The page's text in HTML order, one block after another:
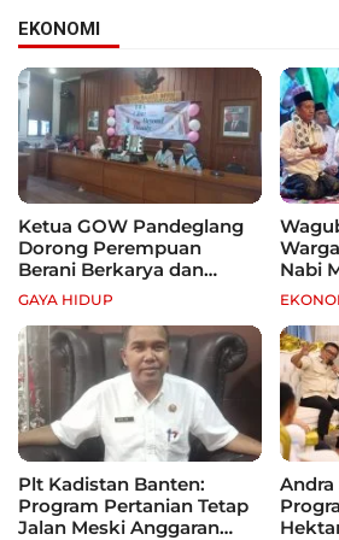
EKONOMI
Ketua GOW Pandeglang
Dorong Perempuan
Berani Berkarya dan
Mandiri
GAYA HIDUP
Nabi
Plt Kadistan Banten:
Program Pertanian Tetap
Jalan Meski Anggaran